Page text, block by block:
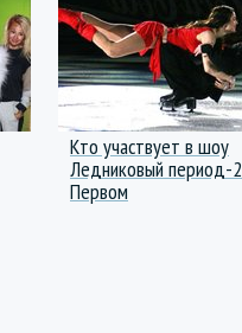
Кто участвует в шоу
Ледниковый период-
Первом